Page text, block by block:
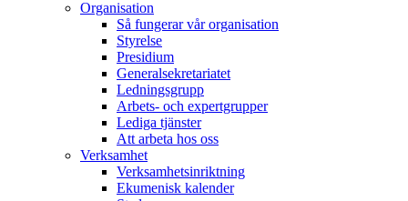
Organisation
Så fungerar vår organisation
Styrelse
Presidium
Generalsekretariatet
Ledningsgrupp
Arbets- och expertgrupper
Lediga tjänster
Att arbeta hos oss
Verksamhet
Verksamhetsinriktning
Ekumenisk kalender